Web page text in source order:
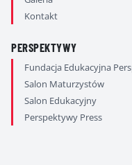
Kontakt
PERSPEKTYWY
Fundacja Edukacyjna
Salon Maturzystów
Salon Edukacyjny
Perspektywy Press